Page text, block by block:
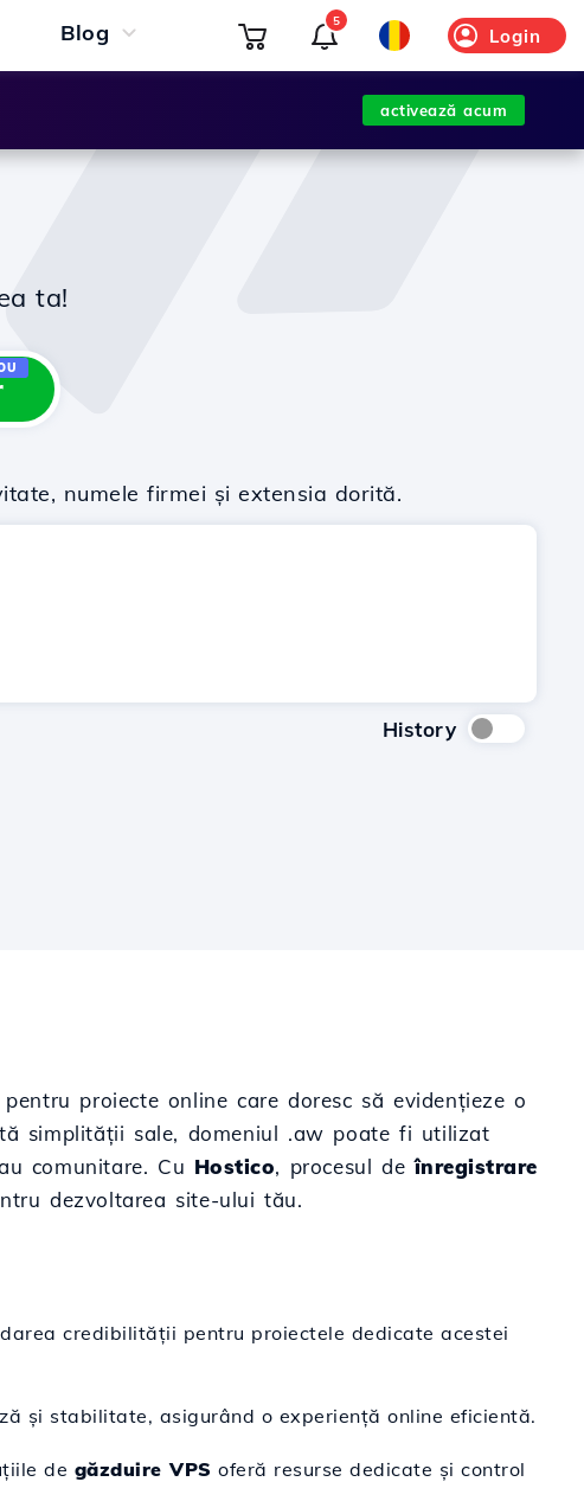
Blog Login
5
activează acum
ta!
numele firmei și extensia dorită.
History
proiecte online care doresc să evidențieze o
simplității sale, domeniul .aw poate fi utilizat
comunitare. Cu Hostico, procesul deînregistrare
dezvoltarea site-ului tău.
credibilității pentru proiectele dedicate acestei
și stabilitate, asigurând o experiență online eficientă.
de găzduire VPS oferă resurse dedicate și control